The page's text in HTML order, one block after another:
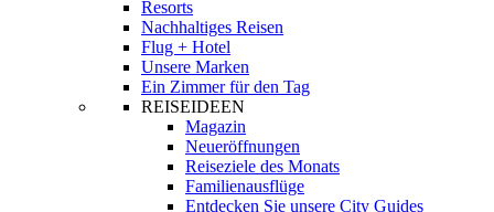
Resorts
Nachhaltiges Reisen
Flug + Hotel
Unsere Marken
Ein Zimmer für den Tag
REISEIDEEN
Magazin
Neueröffnungen
Reiseziele des Monats
Familienausflüge
Entdecken Sie unsere City Guides